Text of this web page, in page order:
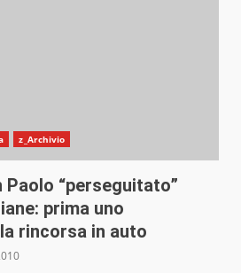
z_Archivio
Paolo “perseguitato”
prima uno
rincorsa in auto